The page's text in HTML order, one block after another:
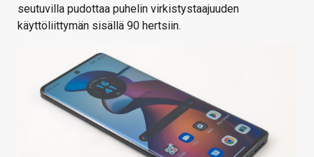
seutuvilla pudottaa puhelin virkistystaajuuden
käyttöliittymän sisällä 90 hertsiin.